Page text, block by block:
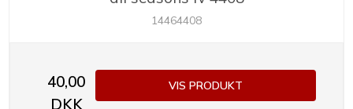
14464408
40,00
DKK
VIS PRODUKT